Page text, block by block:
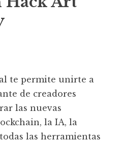
te permite unirte a
de creadores
las nuevas
la IA, la
las herramientas